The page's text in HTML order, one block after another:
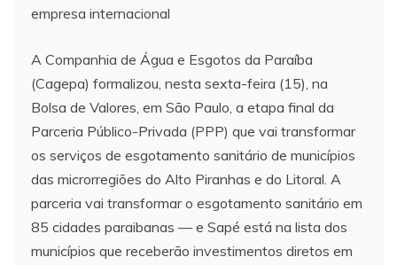
empresa internacional
A Companhia de Água e Esgotos da Paraíba
(Cagepa) formalizou, nesta sexta-feira (15), na
Bolsa de Valores, em São Paulo, a etapa final da
Parceria Público-Privada (PPP) que vai transformar
os serviços de esgotamento sanitário de municípios
das microrregiões do Alto Piranhas e do Litoral. A
parceria vai transformar o esgotamento sanitário em
85 cidades paraibanas — e Sapé está na lista dos
municípios que receberão investimentos diretos em